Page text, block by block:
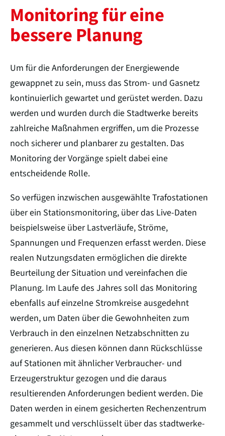
Monitoring für eine
bessere Planung
Um für die Anforderungen der Energiewende
gewappnet zu sein, muss das Strom- und Gasnetz
kontinuierlich gewartet und gerüstet werden. Dazu
werden und wurden durch die Stadtwerke bereits
zahlreiche Maßnahmen ergriffen, um die Prozesse
noch sicherer und planbarer zu gestalten. Das
Monitoring der Vorgänge spielt dabei eine
entscheidende Rolle.
So verfügen inzwischen ausgewählte Trafostationen
über ein Stationsmonitoring, über das Live-Daten
beispielsweise über Lastverläufe, Ströme,
Spannungen und Frequenzen erfasst werden. Diese
realen Nutzungsdaten ermöglichen die direkte
Beurteilung der Situation und vereinfachen die
Planung. Im Laufe des Jahres soll das Monitoring
ebenfalls auf einzelne Stromkreise ausgedehnt
werden, um Daten über die Gewohnheiten zum
Verbrauch in den einzelnen Netzabschnitten zu
generieren. Aus diesen können dann Rückschlüsse
auf Stationen mit ähnlicher Verbraucher- und
Erzeugerstruktur gezogen und die daraus
resultierenden Anforderungen bedient werden. Die
Daten werden in einem gesicherten Rechenzentrum
gesammelt und verschlüsselt über das stadtwerke-